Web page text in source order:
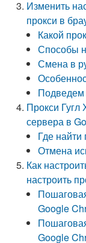
Изменить
прокси в
Какой
Способы
Смена в
Подведем
Прокси Гугл
сервера в
Где найти
Отмена
Как
настроить
Google
Google